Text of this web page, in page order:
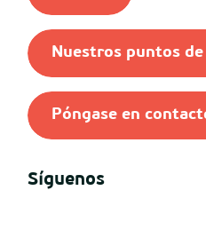
Nuestros puntos
Póngase en
Síguenos